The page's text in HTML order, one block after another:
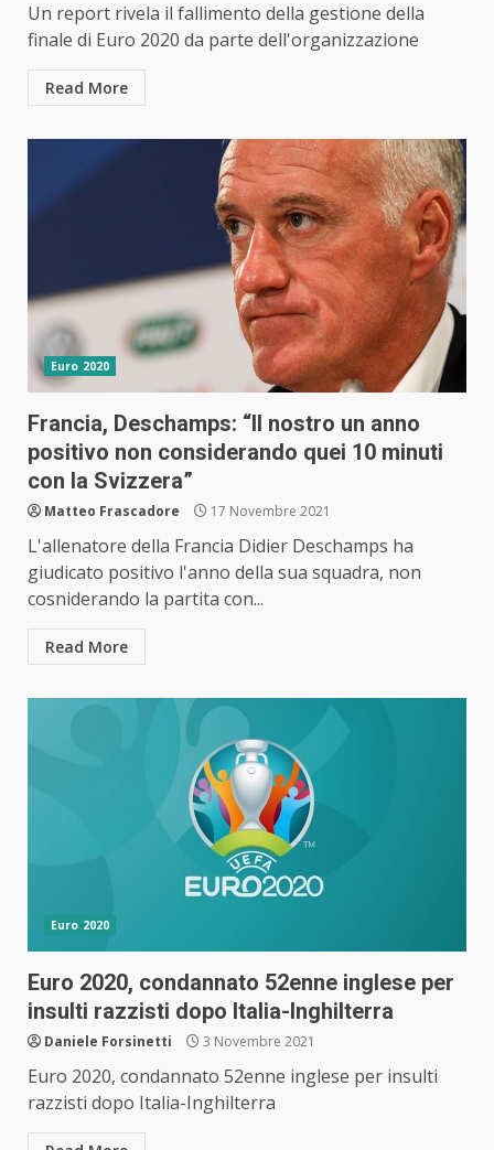
Un report rivela il fallimento della gestione della
finale di Euro 2020 da parte dell'organizzazione
Read More
Euro 2020
Francia, Deschamps: “Il nostro un anno
positivo non considerando quei 10 minuti
con la Svizzera”
Matteo Frascadore 17 Novembre 2021
L'allenatore della Francia Didier Deschamps ha
giudicato positivo l'anno della sua squadra, non
cosniderando la partita con...
Read More
Euro 2020
Euro 2020, condannato 52enne inglese per
insulti razzisti dopo Italia-Inghilterra
Daniele Forsinetti 3 Novembre 2021
Euro 2020, condannato 52enne inglese per insulti
razzisti dopo Italia-Inghilterra